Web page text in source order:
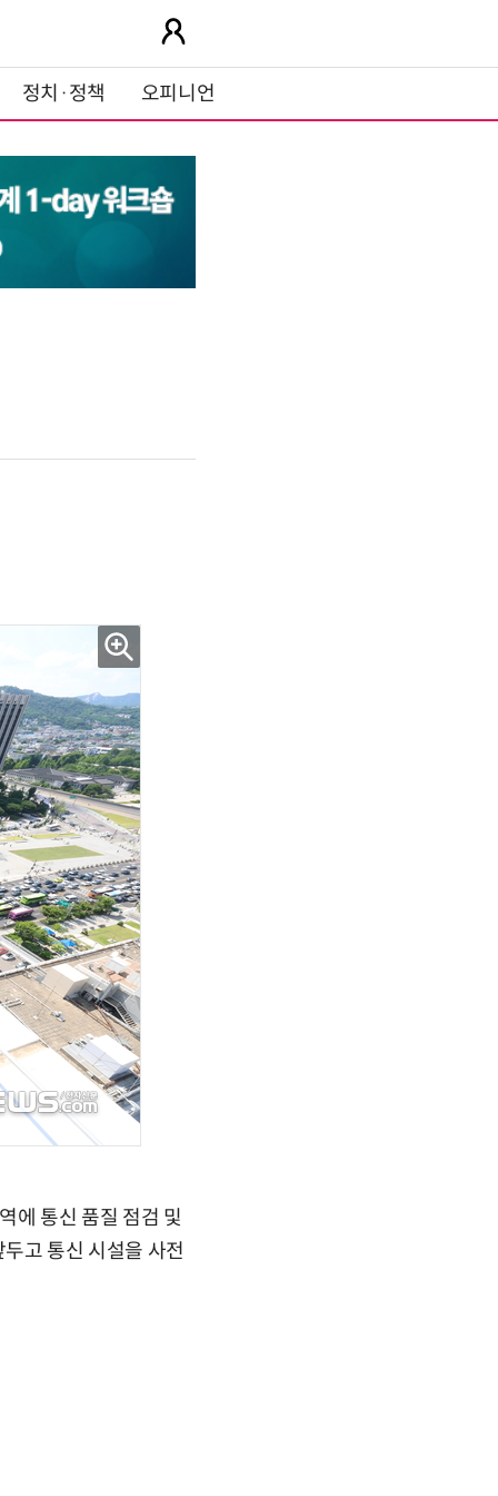
정치·정책 오피니언
에 통신 품질 점검 및
고 통신 시설을 사전